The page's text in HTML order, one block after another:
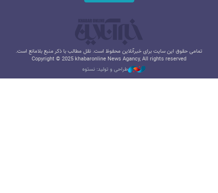
تمامی حقوق این سایت برای خبرآنلاین محفوظ است. نقل مطالب با ذکر منبع بلامانع است.
Copyright © 2025 khabaronline News Agancy, All rights reserved
طراحی و تولید: نستوه